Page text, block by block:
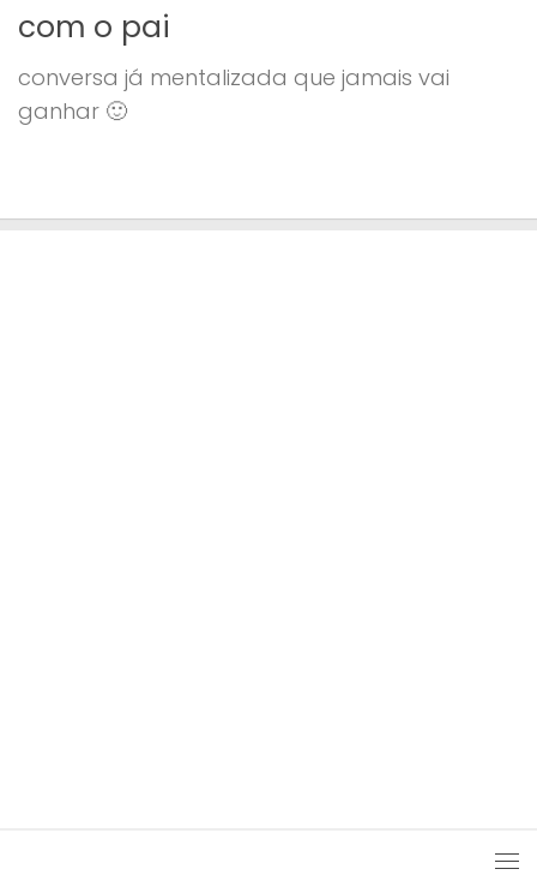
com o pai
conversa já mentalizada que jamais vai
ganhar 🙂